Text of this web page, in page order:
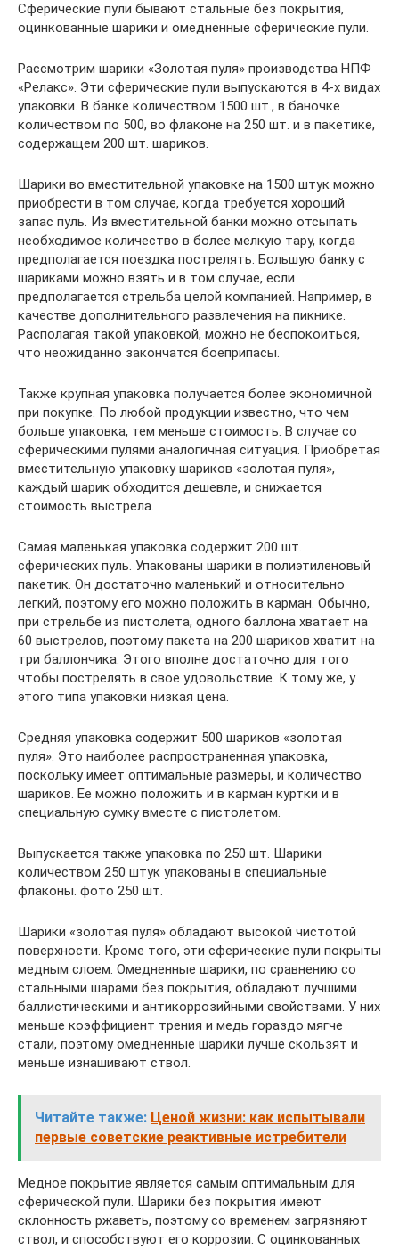
Сферические пули бывают стальные без покрытия,
оцинкованные шарики и омедненные сферические пули.
Рассмотрим шарики «Золотая пуля» производства НПФ
«Релакс». Эти сферические пули выпускаются в 4-х видах
упаковки. В банке количеством 1500 шт., в баночке
количеством по 500, во флаконе на 250 шт. и в пакетике,
содержащем 200 шт. шариков.
Шарики во вместительной упаковке на 1500 штук можно
приобрести в том случае, когда требуется хороший
запас пуль. Из вместительной банки можно отсыпать
необходимое количество в более мелкую тару, когда
предполагается поездка пострелять. Большую банку с
шариками можно взять и в том случае, если
предполагается стрельба целой компанией. Например, в
качестве дополнительного развлечения на пикнике.
Располагая такой упаковкой, можно не беспокоиться,
что неожиданно закончатся боеприпасы.
Также крупная упаковка получается более экономичной
при покупке. По любой продукции известно, что чем
больше упаковка, тем меньше стоимость. В случае со
сферическими пулями аналогичная ситуация. Приобретая
вместительную упаковку шариков «золотая пуля»,
каждый шарик обходится дешевле, и снижается
стоимость выстрела.
Самая маленькая упаковка содержит 200 шт.
сферических пуль. Упакованы шарики в полиэтиленовый
пакетик. Он достаточно маленький и относительно
легкий, поэтому его можно положить в карман. Обычно,
при стрельбе из пистолета, одного баллона хватает на
60 выстрелов, поэтому пакета на 200 шариков хватит на
три баллончика. Этого вполне достаточно для того
чтобы пострелять в свое удовольствие. К тому же, у
этого типа упаковки низкая цена.
Средняя упаковка содержит 500 шариков «золотая
пуля». Это наиболее распространенная упаковка,
поскольку имеет оптимальные размеры, и количество
шариков. Ее можно положить и в карман куртки и в
специальную сумку вместе с пистолетом.
Выпускается также упаковка по 250 шт. Шарики
количеством 250 штук упакованы в специальные
флаконы. фото 250 шт.
Шарики «золотая пуля» обладают высокой чистотой
поверхности. Кроме того, эти сферические пули покрыты
медным слоем. Омедненные шарики, по сравнению со
стальными шарами без покрытия, обладают лучшими
баллистическими и антикоррозийными свойствами. У них
меньше коэффициент трения и медь гораздо мягче
стали, поэтому омедненные шарики лучше скользят и
меньше изнашивают ствол.
Читайте также: Ценой жизни: как испытывали
первые советские реактивные истребители
Медное покрытие является самым оптимальным для
сферической пули. Шарики без покрытия имеют
склонность ржаветь, поэтому со временем загрязняют
ствол, и способствуют его коррозии. С оцинкованных